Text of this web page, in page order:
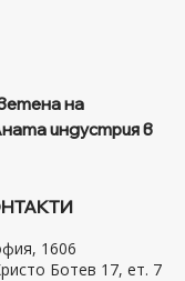
на
индустрия в
1606
Ботев 17, ет. 7